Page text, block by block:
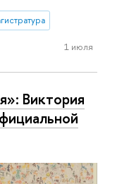
1 июля
Виктория